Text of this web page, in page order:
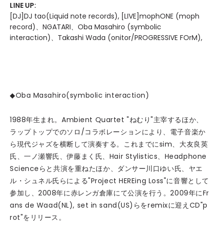
LINE UP:
[DJ]DJ tao(Liquid note records), [LIVE]mophONE (moph
record)、NGATARI、Oba Masahiro (symbolic
interaction)、Takashi Wada (onitor/PROGRESSIVE FOrM),
◆Oba Masahiro(symbolic interaction)
1988年生まれ。Ambient Quartet "ねむり"主宰するほか、
ラップトップでのソロ/コラボレーションにより、電子音楽か
ら現代ジャズを横断して演奏する。これまでにsim、大友良英
氏、一ノ瀬響氏、伊藤まく氏、Hair Stylistics、Headphone
Scienceらと共演を重ねたほか、ダンサー川口ゆい氏、ヤエ
ル・シュネル氏らによる"Project HEREing Loss"に音響として
参加し、2008年に赤レンガ倉庫にて公演を行う。2009年にFr
ans de Waad(NL), set in sand(US)らをremixに迎えCD"p
rot"をリリース。